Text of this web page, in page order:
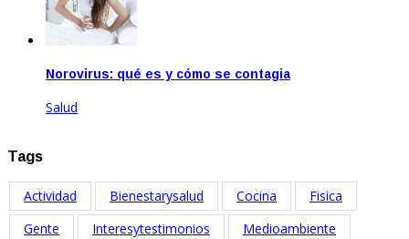
Norovirus: qué es y cómo se contagia
Salud
Tags
Actividad Bienestarysalud Cocina
Fisica
Gente
Interesytestimonios
Medioambiente